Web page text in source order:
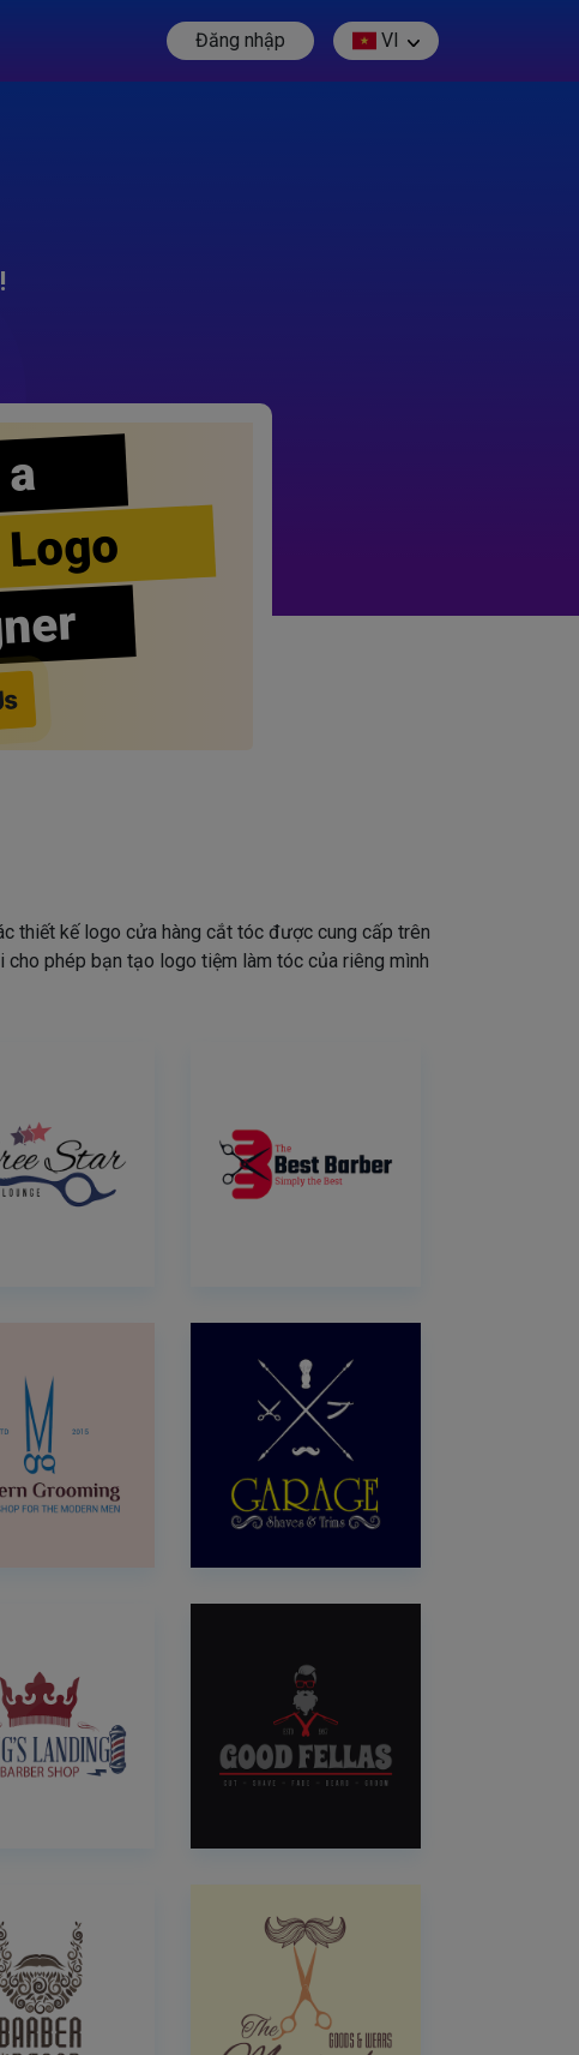
Đăng nhập VI
thiết kế logo cửa hàng cắt tóc được cung cấp trên
cho phép bạn tạo logo tiệm làm tóc của riêng mình